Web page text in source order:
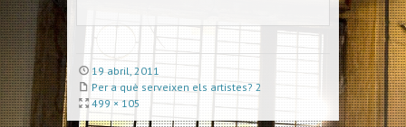
19 abril, 2011
Per a què serveixen els artistes? 2
499 × 105